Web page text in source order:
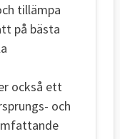
tillämpa
på bästa
också ett
och